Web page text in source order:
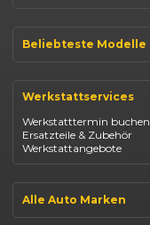
Beliebteste Modelle
Opel Corsa
Fiat 500
Dacia Duster
Dacia Sandero
Jeep Compass
Suzuki Vitara
Suzuki Swift
Werkstattservices
Werkstatttermin buchen
Ersatzteile & Zubehör
Werkstattangebote
Alle Auto Marken